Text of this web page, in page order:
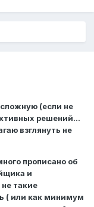
(если не
решений...
взглянуть не
прописано об
и
такие
( или как минимум